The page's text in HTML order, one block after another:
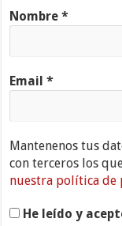
Nombre*
Email*
Mantenenos tus
con terceros los
nuestra política de
He leído y